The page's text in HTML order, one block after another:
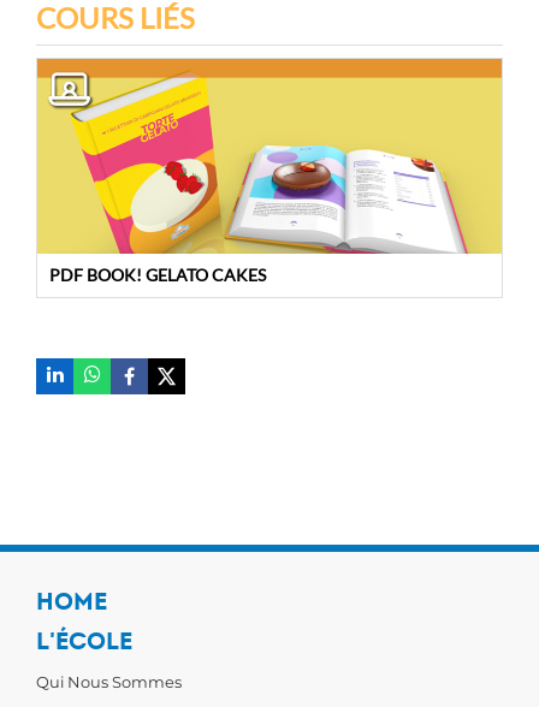
COURS LIÉS
PDF BOOK! GELATO CAKES
HOME
L'ÉCOLE
Qui Nous Sommes